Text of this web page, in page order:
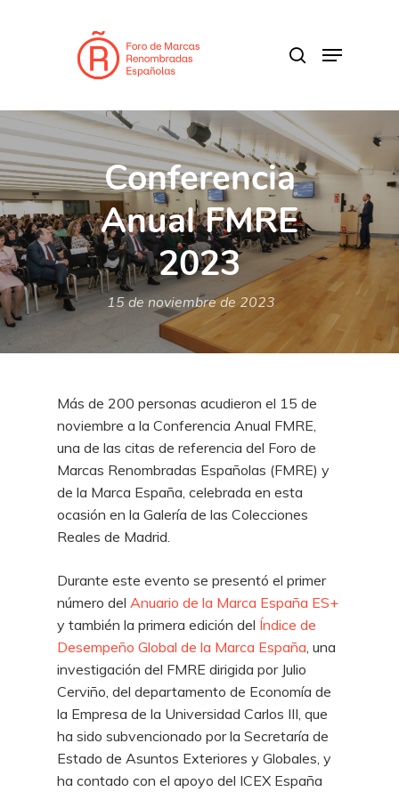
Menu
Conferencia
Anual FMRE
2023
15 de noviembre de 2023
Más de 200 personas acudieron el 15 de
noviembre a la Conferencia Anual FMRE,
una de las citas de referencia del Foro de
Marcas Renombradas Españolas (FMRE) y
de la Marca España, celebrada en esta
ocasión en la Galería de las Colecciones
Reales de Madrid.
Durante este evento se presentó el primer
número del Anuario de la Marca España ES+
y también la primera edición del Índice de
Desempeño Global de la Marca España , una
investigación del FMRE dirigida por Julio
Cerviño, del departamento de Economía de
la Empresa de la Universidad Carlos III, que
ha sido subvencionado por la Secretaría de
Estado de Asuntos Exteriores y Globales, y
ha contado con el apoyo del ICEX España